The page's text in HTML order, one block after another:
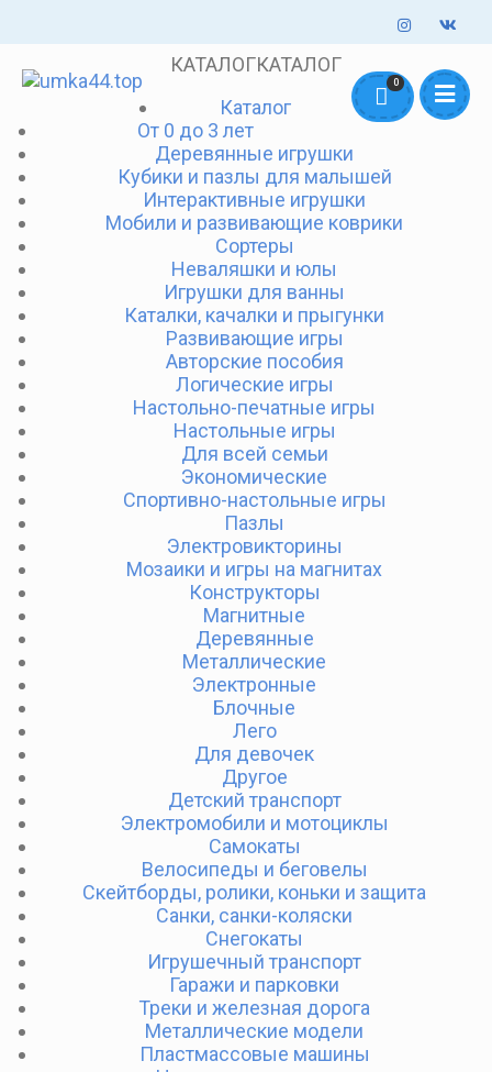
Оформление заказов онлайн - круглосуточно. Обработка заказов
ежедневно с 10:00 до 18:00 mail@umka44.top +7 953 645 5711
Доставка и Оплата Контакты О нас
0
КАТАЛОГКАТАЛОГ
Каталог
От 0 до 3 лет
Деревянные игрушки
Кубики и пазлы для малышей
Интерактивные игрушки
Мобили и развивающие коврики
Сортеры
Неваляшки и юлы
Игрушки для ванны
Каталки, качалки и прыгунки
Развивающие игры
Авторские пособия
Логические игры
Настольно-печатные игры
Настольные игры
Для всей семьи
Экономические
Спортивно-настольные игры
Пазлы
Электровикторины
Мозаики и игры на магнитах
Конструкторы
Магнитные
Деревянные
Металлические
Электронные
Блочные
Лего
Для девочек
Другое
Детский транспорт
Электромобили и мотоциклы
Самокаты
Велосипеды и беговелы
Скейтборды, ролики, коньки и защита
Санки, санки-коляски
Снегокаты
Игрушечный транспорт
Гаражи и парковки
Треки и железная дорога
Металлические модели
Пластмассовые машины